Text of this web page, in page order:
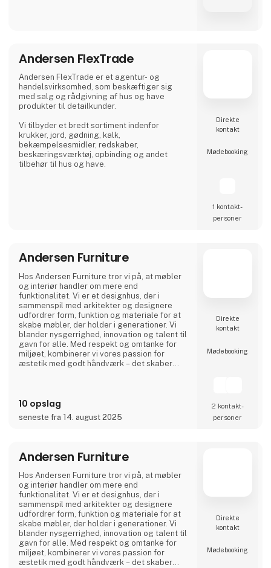
Andersen FlexTrade
Andersen FlexTrade er et agentur- og
handelsvirksomhed, som beskæftiger sig
med salg og rådgivning af hus og have
produkter til detailkunder.
Vi tilbyder et bredt sortiment indenfor
krukker, jord, gødning, kalk,
bekæmpelsesmidler, redskaber,
beskæringsværktøj, opbinding og andet
tilbehør til hus og have.
Direkte
kontakt
Møde­booking
1 kontakt­
personer
Andersen Furniture
Hos Andersen Furniture tror vi på, at møbler
og interiør handler om mere end
funktionalitet. Vi er et designhus, der i
sammenspil med arkitekter og designere
udfordrer form, funktion og materiale for at
skabe møbler, der holder i generationer. Vi
blander nysgerrighed, innovation og talent til
gavn for alle. Med respekt og omtanke for
miljøet, kombinerer vi vores passion for
æstetik med godt håndværk – det skaber
10 opslag
seneste fra 14. august 2025
Direkte
kontakt
Møde­booking
2 kontakt­
personer
Andersen Furniture
Hos Andersen Furniture tror vi på, at møbler
og interiør handler om mere end
funktionalitet. Vi er et designhus, der i
sammenspil med arkitekter og designere
udfordrer form, funktion og materiale for at
skabe møbler, der holder i generationer. Vi
blander nysgerrighed, innovation og talent til
gavn for alle. Med respekt og omtanke for
miljøet, kombinerer vi vores passion for
æstetik med godt håndværk – det skaber
Direkte
kontakt
Møde­booking